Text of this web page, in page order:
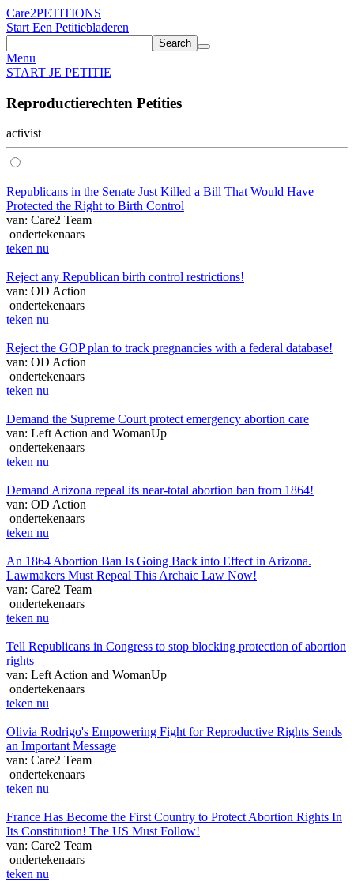
Care2PETITIONS
Start Een Petitiebladeren
Search
Menu
START JE PETITIE
Reproductierechten Petities
activist
Republicans in the Senate Just Killed a Bill That Would Have
Protected the Right to Birth Control
van: Care2 Team
ondertekenaars
teken nu
Reject any Republican birth control restrictions!
van: OD Action
ondertekenaars
teken nu
Reject the GOP plan to track pregnancies with a federal database!
van: OD Action
ondertekenaars
teken nu
Demand the Supreme Court protect emergency abortion care
van: Left Action and WomanUp
ondertekenaars
teken nu
Demand Arizona repeal its near-total abortion ban from 1864!
van: OD Action
ondertekenaars
teken nu
An 1864 Abortion Ban Is Going Back into Effect in Arizona.
Lawmakers Must Repeal This Archaic Law Now!
van: Care2 Team
ondertekenaars
teken nu
Tell Republicans in Congress to stop blocking protection of abortion
rights
van: Left Action and WomanUp
ondertekenaars
teken nu
Olivia Rodrigo's Empowering Fight for Reproductive Rights Sends
an Important Message
van: Care2 Team
ondertekenaars
teken nu
France Has Become the First Country to Protect Abortion Rights In
Its Constitution! The US Must Follow!
van: Care2 Team
ondertekenaars
teken nu